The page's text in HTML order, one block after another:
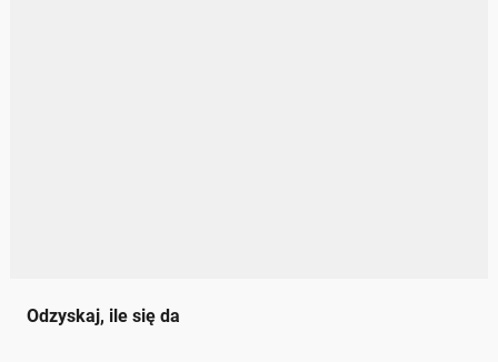
Odzyskaj, ile się da